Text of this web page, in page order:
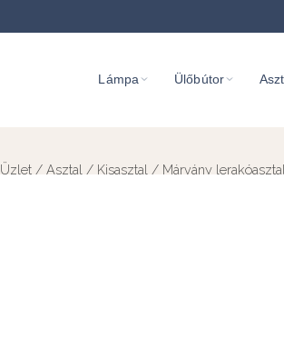
Lámpa Ülőbútor
Üzlet / Asztal / Kisasztal / Márvány lerakóasztal